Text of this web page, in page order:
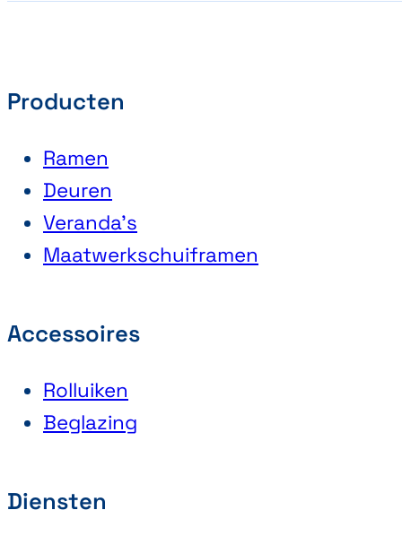
Producten
Ramen
Deuren
Veranda’s
Maatwerkschuiframen
Accessoires
Rolluiken
Beglazing
Diensten